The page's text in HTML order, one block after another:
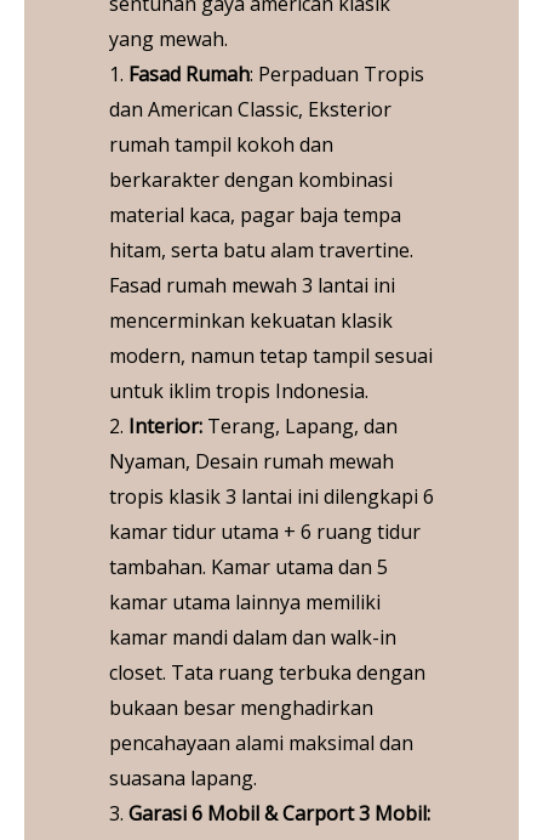
yang mewah.
1. Fasad Rumah: Perpaduan Tropis
dan American Classic, Eksterior
rumah tampil kokoh dan
berkarakter dengan kombinasi
material kaca, pagar baja tempa
hitam, serta batu alam travertine.
Fasad rumah mewah 3 lantai ini
mencerminkan kekuatan klasik
modern, namun tetap tampil sesuai
untuk iklim tropis Indonesia.
2. Interior: Terang, Lapang, dan
Nyaman, Desain rumah mewah
tropis klasik 3 lantai ini dilengkapi 6
kamar tidur utama + 6 ruang tidur
tambahan. Kamar utama dan 5
kamar utama lainnya memiliki
kamar mandi dalam dan walk-in
closet. Tata ruang terbuka dengan
bukaan besar menghadirkan
pencahayaan alami maksimal dan
suasana lapang.
3. Garasi6 Mobil &Carport 3 Mobil: